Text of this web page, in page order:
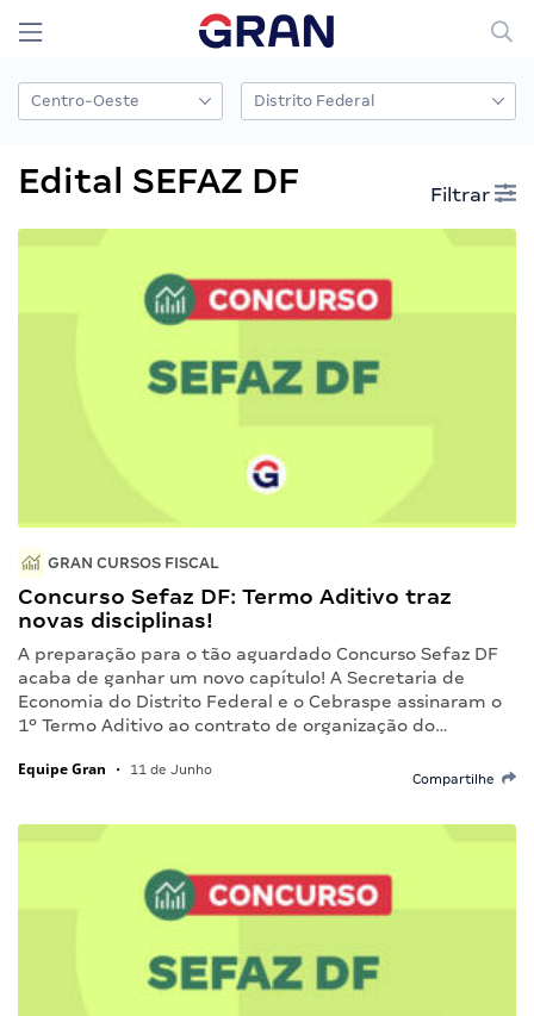
Edital SEFAZ DF Filtrar
GRAN CURSOS FISCAL
Concurso Sefaz DF: Termo Aditivo traz
novas disciplinas!
A preparação para o tão aguardado Concurso Sefaz DF
acaba de ganhar um novo capítulo! A Secretaria de
Economia do Distrito Federal e o Cebraspe assinaram o
1º Termo Aditivo ao contrato de organização do…
Equipe Gran • 11 de Junho
Compartilhe